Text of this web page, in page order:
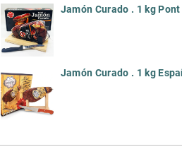
Jamón Curado . 1 kg
Jamón Curado . 1 kg